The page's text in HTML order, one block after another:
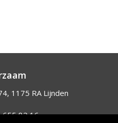
1175 RA Lijnden
655 82 16